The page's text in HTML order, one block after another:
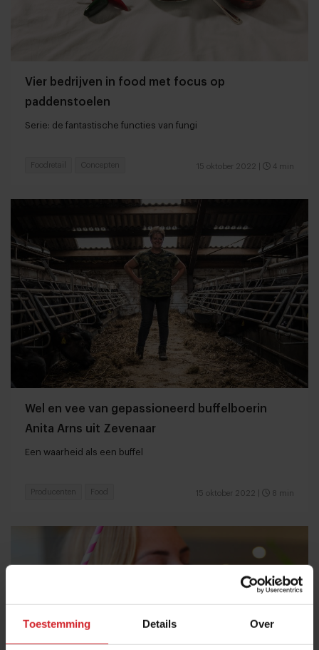
Toestemming Details Over
Vier bedrijven in food met focus op
paddenstoelen
Serie: de fantastische functies van fungi
15 oktober 2022 4 min
Foodretail Concepten
Wel en vee van gepassioneerd buffelboerin
Anita Arns uit Zevenaar
Een waarheid als een buffel
15 oktober 2022 8 min
Producenten Food